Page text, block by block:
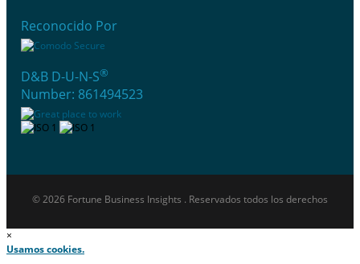
Reconocido Por
D&B D-U-N-S®
Number: 861494523
© 2026 Fortune Business Insights . Reservados todos los derechos
×
Usamos cookies.